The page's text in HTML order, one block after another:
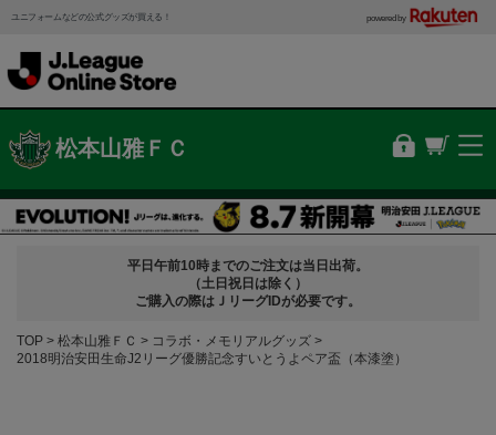
ユニフォームなどの公式グッズが買える！ powered by
松本山雅ＦＣ
平日午前10時までのご注文は当日出荷。
（土日祝日は除く）
ご購入の際はＪリーグIDが必要です。
TOP 松本山雅ＦＣ
コラボ・メモリアルグッズ
2018明治安田生命J2リーグ優勝記念すいとうよペア盃（本漆塗）